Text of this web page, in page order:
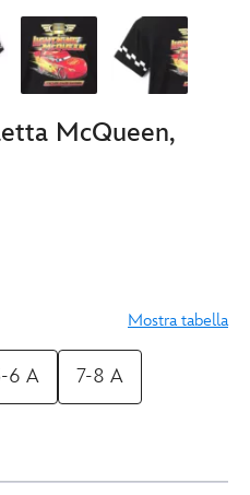
McQueen,
Mostra tabella
6 A 7-8 A